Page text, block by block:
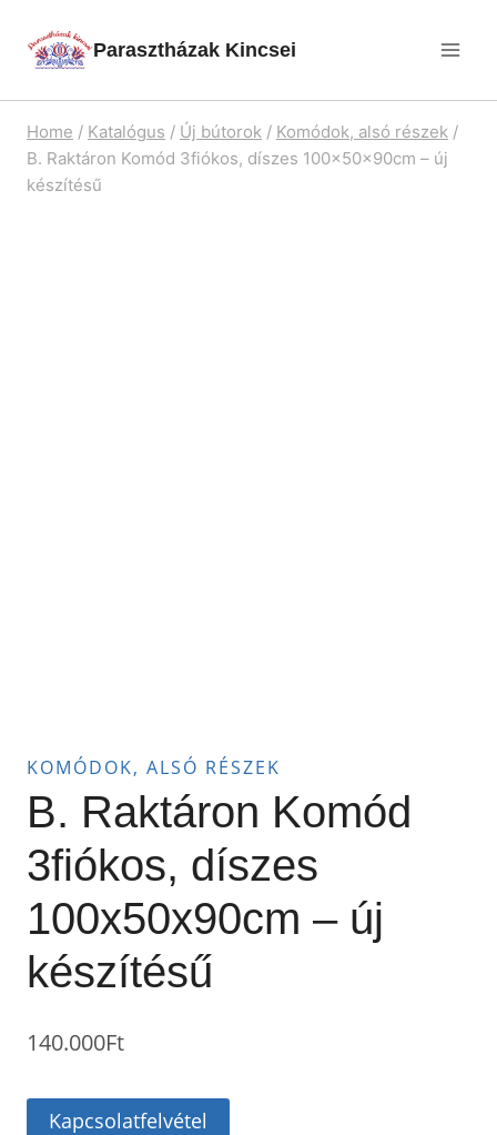
Parasztházak Kincsei
Home / Katalógus / Új bútorok / Komódok, alsó részek /
B. Raktáron Komód 3fiókos, díszes 100x50x90cm – új
készítésű
KOMÓDOK, ALSÓ RÉSZEK
B. Raktáron Komód
3fiókos, díszes
100x50x90cm – új
készítésű
140.000Ft
Kapcsolatfelvétel